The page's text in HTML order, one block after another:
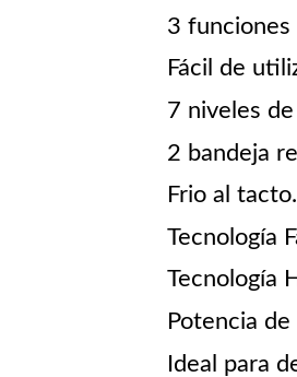
3 funciones
Fácil de
7 niveles
2 bandeja
Frio al tacto.
Tecnología
Tecnología
Potencia
Ideal para